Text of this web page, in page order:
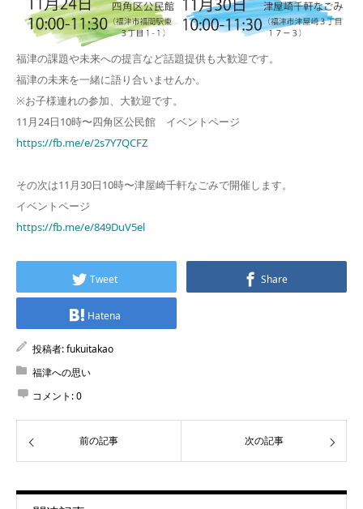
福津の課題や未来への提言など話題提供も大歓迎です。
福津の未来を一緒に語り合いませんか。
※お子様連れの参加、大歓迎です。
11月24日10時〜四角区公民館 イベントページ
https://fb.me/e/2s7Y7QCFZ
その次は11月30日10時〜津屋崎千軒なごみで開催します。
イベントページ
https://fb.me/e/849DuV5el
Tweet Share
Hatena
投稿者:fukuitakao
福津への思い
コメント:0
前の記事 次の記事